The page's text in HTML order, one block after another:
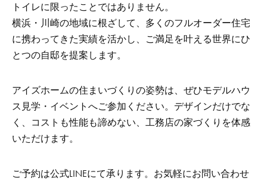
トイレに限ったことではありません。
横浜・川崎の地域に根ざして、多くのフルオーダー住宅
に携わってきた実績を活かし、ご満足を叶える世界にひ
とつの自邸を提案します。
アイズホームの住まいづくりの姿勢は、ぜひモデルハウ
ス見学・イベントへご参加ください。デザインだけでな
く、コストも性能も諦めない、工務店の家づくりを体感
いただけます。
ご予約は公式LINEにて承ります。お気軽にお問い合わせ